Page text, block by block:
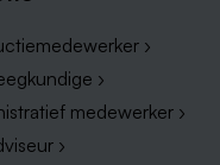
›
›
medewerker ›
›